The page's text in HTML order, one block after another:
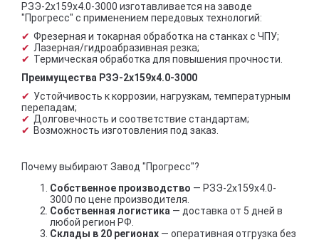
РЗЭ-2x159x4.0-3000 изготавливается на заводе
"Прогресс" с применением передовых технологий:
Фрезерная и токарная обработка на станках с ЧПУ;
Лазерная/гидроабразивная резка;
Термическая обработка для повышения прочности.
Преимущества РЗЭ-2x159x4.0-3000
Устойчивость к коррозии, нагрузкам, температурным
перепадам;
Долговечность и соответствие стандартам;
Возможность изготовления под заказ.
Почему выбирают Завод "Прогресс"?
Собственное производство — РЗЭ-2x159x4.0-
3000 по цене производителя.
Собственная логистика — доставка от 5 дней в
любой регион РФ.
Склады в 20 регионах — оперативная отгрузка без